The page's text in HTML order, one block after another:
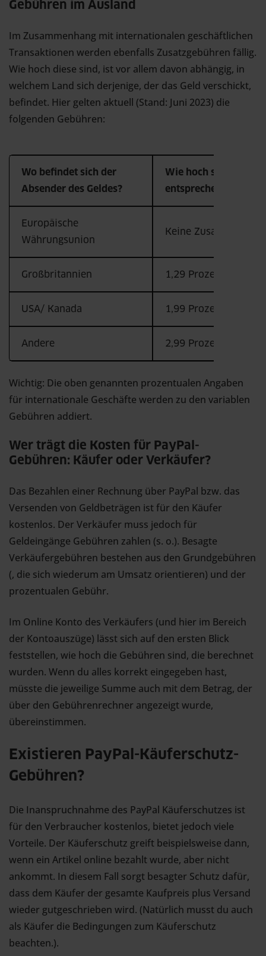
Gebühren im Ausland
Im Zusammenhang mit internationalen geschäftlichen
Transaktionen werden ebenfalls Zusatzgebühren fällig.
Wie hoch diese sind, ist vor allem davon abhängig, in
welchem Land sich derjenige, der das Geld verschickt,
befindet. Hier gelten aktuell (Stand: Juni 2023) die
folgenden Gebühren:
Wo befindet sich der
Absender des Geldes?
Wie hoch sind die
entsprechenden
Europäische
Währungsunion
Keine
Großbritannien 1,29 Prozent
USA/ Kanada 1,99 Prozent
Andere 2,99 Prozent
Wichtig: Die oben genannten prozentualen Angaben
für internationale Geschäfte werden zu den variablen
Gebühren addiert.
Wer trägt die Kosten für PayPal-
Gebühren: Käufer oder Verkäufer?
Das Bezahlen einer Rechnung über PayPal bzw. das
Versenden von Geldbeträgen ist für den Käufer
kostenlos. Der Verkäufer muss jedoch für
Geldeingänge Gebühren zahlen (s. o.). Besagte
Verkäufergebühren bestehen aus den Grundgebühren
(, die sich wiederum am Umsatz orientieren) und der
prozentualen Gebühr.
Im Online Konto des Verkäufers (und hier im Bereich
der Kontoauszüge) lässt sich auf den ersten Blick
feststellen, wie hoch die Gebühren sind, die berechnet
wurden. Wenn du alles korrekt eingegeben hast,
müsste die jeweilige Summe auch mit dem Betrag, der
über den Gebührenrechner angezeigt wurde,
übereinstimmen.
Existieren PayPal-Käuferschutz-
Gebühren?
Die Inanspruchnahme des PayPal Käuferschutzes ist
für den Verbraucher kostenlos, bietet jedoch viele
Vorteile. Der Käuferschutz greift beispielsweise dann,
wenn ein Artikel online bezahlt wurde, aber nicht
ankommt. In diesem Fall sorgt besagter Schutz dafür,
dass dem Käufer der gesamte Kaufpreis plus Versand
wieder gutgeschrieben wird. (Natürlich musst du auch
als Käufer die Bedingungen zum Käuferschutz
beachten.).